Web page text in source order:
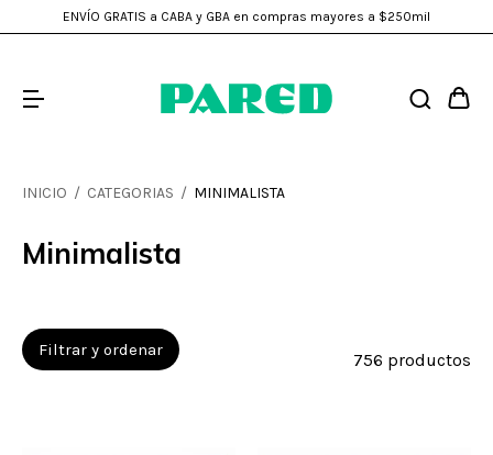
ENVÍO GRATIS a CABA y GBA en compras mayores a $250mil
INICIO / CATEGORIAS / MINIMALISTA
Minimalista
Filtrar y ordenar 756 productos